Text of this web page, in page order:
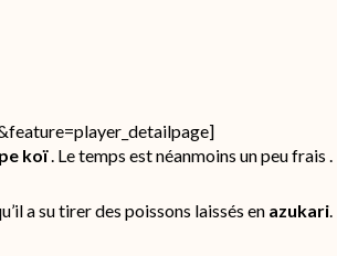
koï. Le temps est néanmoins un peu frais .
a su tirer des poissons laissés en azukari.